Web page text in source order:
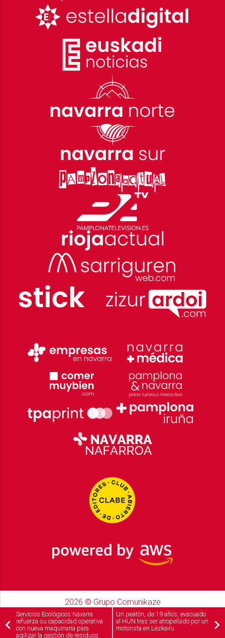
2026 © Grupo Comunikaze
Desarrollado por: OA Cloud
Servicios Ecológicos Navarra
refuerza su capacidad operativa
con nueva maquinaria para
agilizar la gestión de residuos
Un peatón, de 19 años, evacuado
al HUN tras ser atropellado por un
motorista en Lezkairu